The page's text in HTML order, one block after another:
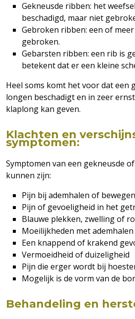
Gekneusde ribben: het
beschadigd, maar niet
Gebroken ribben: een of
gebroken.
Gebarsten ribben: een rib is
betekent dat er een kleine
Heel soms komt het voor dat een
longen beschadigt en in zeer
klaplong kan geven.
Klachten en
symptomen:
Symptomen van een gekneusde
kunnen zijn:
Pijn bij ademhalen of bewegen
Pijn of gevoeligheid in het
Blauwe plekken, zwelling of
Moeilijkheden met
Een knappend of krakend
Vermoeidheid of duizeligheid
Pijn die erger wordt bij
Mogelijk is de vorm van de
Behandeling en